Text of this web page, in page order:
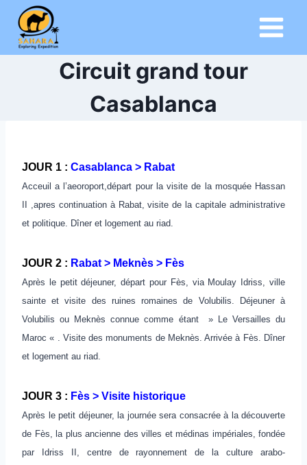
Aller
contenu
Circuit grand tour
Casablanca
JOUR 1 : Casablanca > Rabat
Acceuil a l’aeoroport,départ pour la visite de la mosquée Hassan
II ,apres continuation à Rabat, visite de la capitale administrative
et politique. Dîner et logement au riad.
JOUR 2 : Rabat > Meknès > Fès
Après le petit déjeuner, départ pour Fès, via Moulay Idriss, ville
sainte et visite des ruines romaines de Volubilis. Déjeuner à
Volubilis ou Meknès connue comme étant » Le Versailles du
Maroc « . Visite des monuments de Meknès. Arrivée à Fès. Dîner
et logement au riad.
JOUR 3 : Fès > Visite historique
Après le petit déjeuner, la journée sera consacrée à la découverte
de Fès, la plus ancienne des villes et médinas impériales, fondée
par Idriss II, centre de rayonnement de la culture arabo-